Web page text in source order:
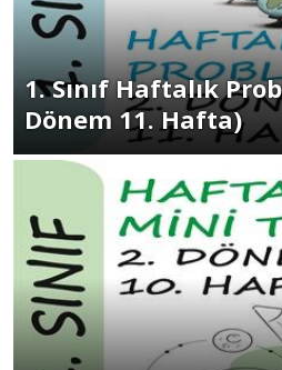
1. Sınıf Haftalık
Dönem 11. Hafta)